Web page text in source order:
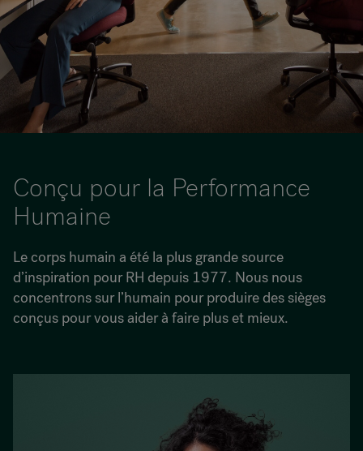
A propos de Flokk
Investisseur
Showrooms
Téléchargements
Conçu pour la Performance
Humaine
Le corps humain a été la plus grande source
d’inspiration pour RH depuis 1977. Nous nous
concentrons sur l’humain pour produire des sièges
conçus pour vous aider à faire plus et mieux.